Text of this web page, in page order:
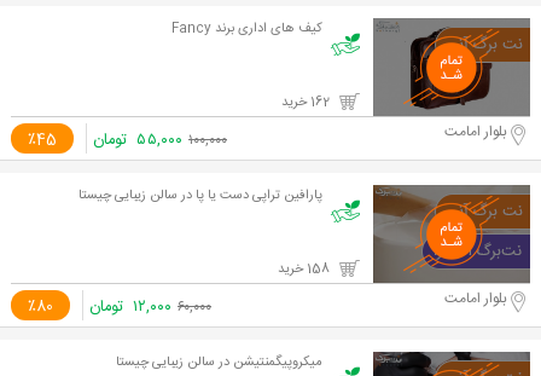
کیف های اداری برند Fancy
٪45 بلوار امامت ۱۰۰,۰۰۰ ۵۵,۰۰۰ تومان
پارافین تراپی دست یا پا در سالن زیبایی چیستا
٪80 بلوار امامت ۶۰,۰۰۰ ۱۲,۰۰۰ تومان
میکروپیگمنتیشن در سالن زیبایی چیستا